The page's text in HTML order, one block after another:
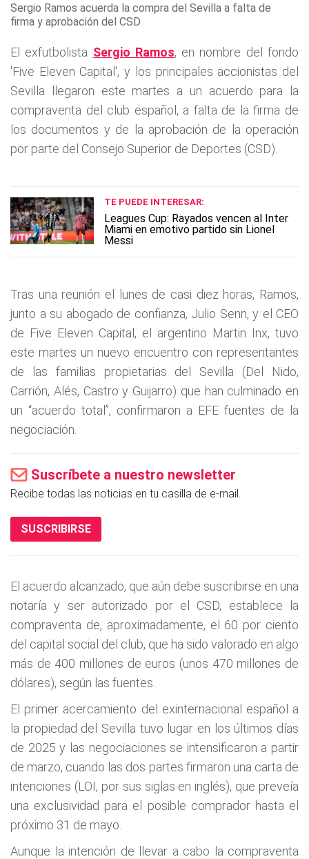
Sergio Ramos acuerda la compra del Sevilla a falta de
firma y aprobación del CSD
El exfutbolista Sergio Ramos, en nombre del fondo
'Five Eleven Capital', y los principales accionistas del
Sevilla llegaron este martes a un acuerdo para la
compraventa del club español, a falta de la firma de
los documentos y de la aprobación de la operación
por parte del Consejo Superior de Deportes (CSD).
TE PUEDE INTERESAR:
Leagues Cup: Rayados vencen al Inter
Miami en emotivo partido sin Lionel
Messi
Tras una reunión el lunes de casi diez horas, Ramos,
junto a su abogado de confianza, Julio Senn, y el CEO
de Five Eleven Capital, el argentino Martin Inx, tuvo
este martes un nuevo encuentro con representantes
de las familias propietarias del Sevilla (Del Nido,
Carrión, Alés, Castro y Guijarro) que han culminado en
un “acuerdo total”, confirmaron a EFE fuentes de la
negociación.
Suscríbete a nuestro newsletter
Recibe todas las noticias en tu casilla de e-mail.
SUSCRIBIRSE
El acuerdo alcanzado, que aún debe suscribirse en una
notaría y ser autorizado por el CSD, establece la
compraventa de, aproximadamente, el 60 por ciento
del capital social del club, que ha sido valorado en algo
más de 400 millones de euros (unos 470 millones de
dólares), según las fuentes.
El primer acercamiento del exinternacional español a
la propiedad del Sevilla tuvo lugar en los últimos días
de 2025 y las negociaciones se intensificaron a partir
de marzo, cuando las dos partes firmaron una carta de
intenciones (LOI, por sus siglas en inglés), que preveía
una exclusividad para el posible comprador hasta el
próximo 31 de mayo.
Aunque la intención de llevar a cabo la compraventa